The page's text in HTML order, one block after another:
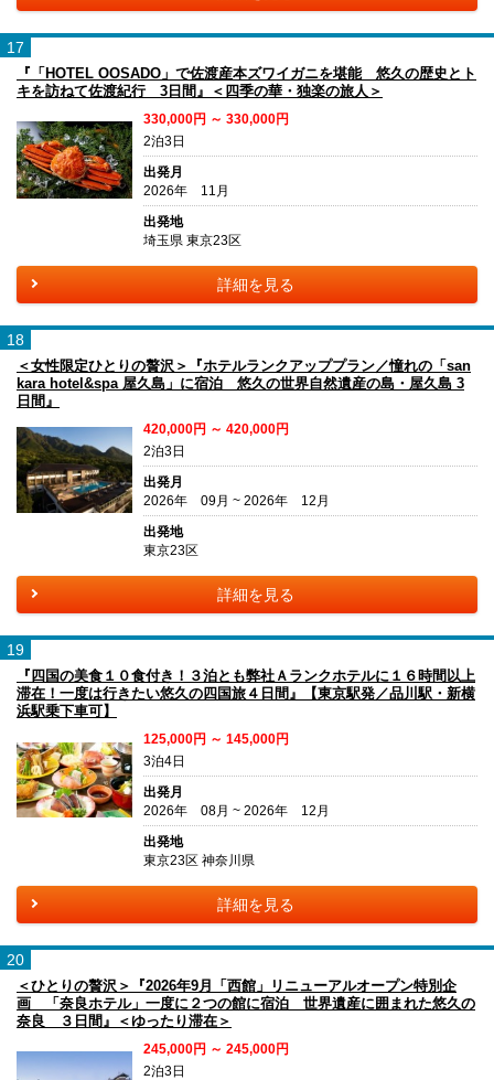
17
『「HOTEL OOSADO」で佐渡産本ズワイガニを堪能 悠久の歴史とト
キを訪ねて佐渡紀行 3日間』＜四季の華・独楽の旅人＞
330,000円 ～ 330,000円
2泊3日
出発月
2026年 11月
出発地
埼玉県 東京23区
詳細を見る
18
＜女性限定ひとりの贅沢＞『ホテルランクアッププラン／憧れの「san
kara hotel&spa 屋久島」に宿泊 悠久の世界自然遺産の島・屋久島 3
日間』
420,000円 ～ 420,000円
2泊3日
出発月
2026年 09月 ~ 2026年 12月
出発地
東京23区
詳細を見る
19
『四国の美食１０食付き！３泊とも弊社Ａランクホテルに１６時間以上
滞在！一度は行きたい悠久の四国旅４日間』【東京駅発／品川駅・新横
浜駅乗下車可】
125,000円 ～ 145,000円
3泊4日
出発月
2026年 08月 ~ 2026年 12月
出発地
東京23区 神奈川県
詳細を見る
20
＜ひとりの贅沢＞『2026年9月「西館」リニューアルオープン特別企
画 「奈良ホテル」一度に２つの館に宿泊 世界遺産に囲まれた悠久の
奈良 ３日間』＜ゆったり滞在＞
245,000円 ～ 245,000円
2泊3日